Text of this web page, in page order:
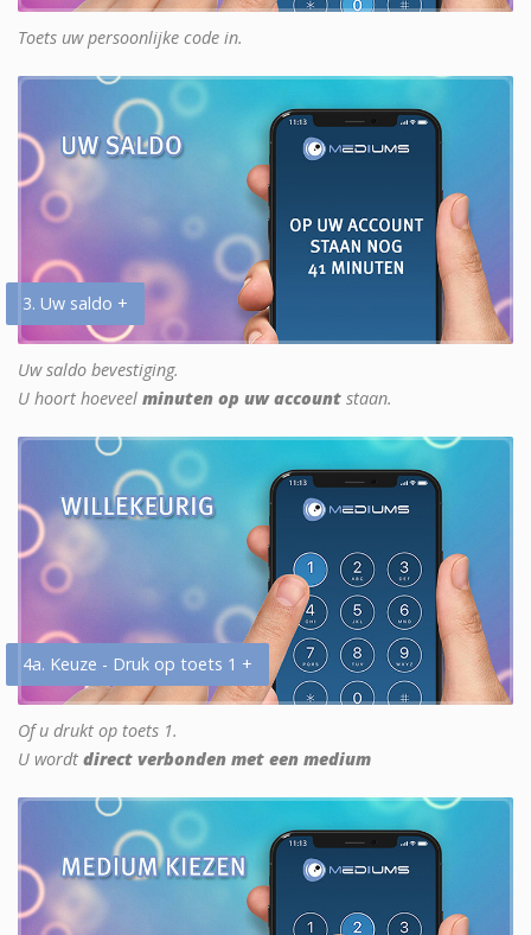
Toets uw persoonlijke code in.
3. Uw saldo +
Uw saldo bevestiging.
U hoort hoeveel minuten op uw account staan.
4a. Keuze - Druk op toets 1 +
Of u drukt op toets 1.
U wordt direct verbonden met een medium